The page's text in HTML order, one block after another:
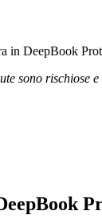
in DeepBook
sono